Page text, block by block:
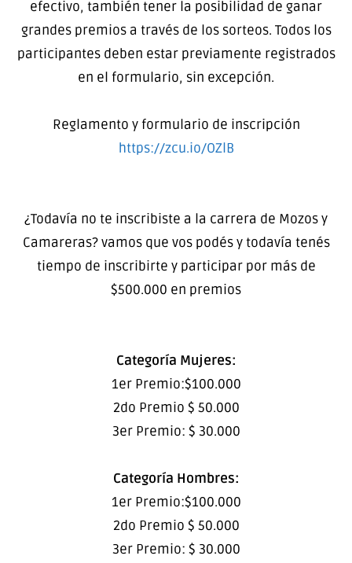
efectivo, también tener la posibilidad de ganar
grandes premios a través de los sorteos. Todos los
participantes deben estar previamente registrados
en el formulario, sin excepción.
Reglamento y formulario de inscripción
https://zcu.io/OZlB
¿Todavía no te inscribiste a la carrera de Mozos y
Camareras? vamos que vos podés y todavía tenés
tiempo de inscribirte y participar por más de
$500.000 en premios
Categoría Mujeres:
1er Premio:$100.000
2do Premio $ 50.000
3er Premio: $ 30.000
Categoría Hombres:
1er Premio:$100.000
2do Premio $ 50.000
3er Premio: $ 30.000